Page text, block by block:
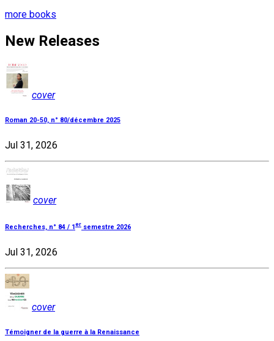
more books
New Releases
cover
Roman 20-50, n° 80/décembre 2025
Jul 31, 2026
cover
Recherches, n° 84 / 1er semestre 2026
Jul 31, 2026
cover
Témoigner de la guerre à la Renaissance